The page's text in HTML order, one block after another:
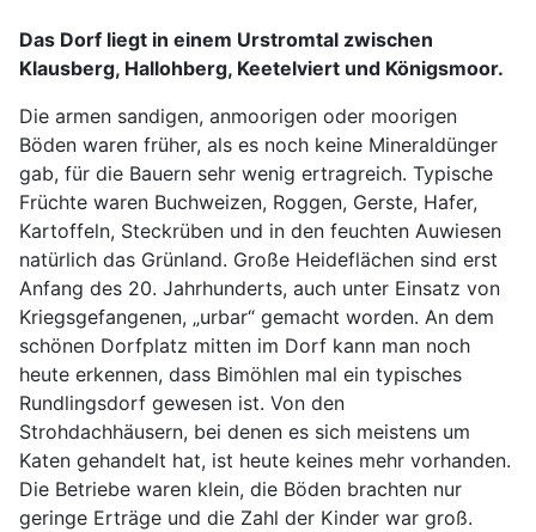
Das Dorf liegt in einem Urstromtal zwischen
Klausberg, Hallohberg, Keetelviert und Königsmoor.
Die armen sandigen, anmoorigen oder moorigen
Böden waren früher, als es noch keine Mineraldünger
gab, für die Bauern sehr wenig ertragreich. Typische
Früchte waren Buchweizen, Roggen, Gerste, Hafer,
Kartoffeln, Steckrüben und in den feuchten Auwiesen
natürlich das Grünland. Große Heideflächen sind erst
Anfang des 20. Jahrhunderts, auch unter Einsatz von
Kriegsgefangenen, „urbar“ gemacht worden. An dem
schönen Dorfplatz mitten im Dorf kann man noch
heute erkennen, dass Bimöhlen mal ein typisches
Rundlingsdorf gewesen ist. Von den
Strohdachhäusern, bei denen es sich meistens um
Katen gehandelt hat, ist heute keines mehr vorhanden.
Die Betriebe waren klein, die Böden brachten nur
geringe Erträge und die Zahl der Kinder war groß.